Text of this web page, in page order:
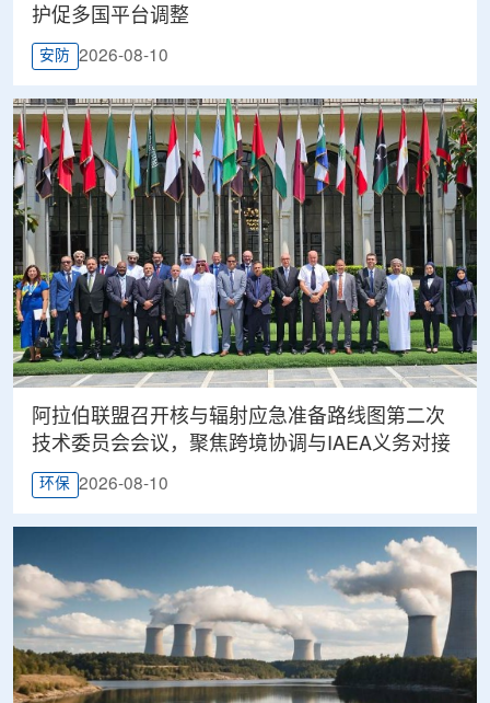
护促多国平台调整
安防 2026-08-10
阿拉伯联盟召开核与辐射应急准备路线图第二次
技术委员会会议，聚焦跨境协调与IAEA义务对接
环保 2026-08-10